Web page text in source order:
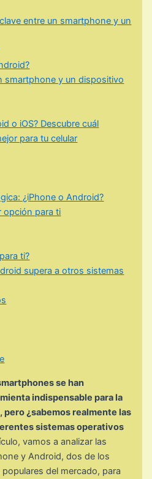
entre un smartphone y un
smartphone y un dispositivo
o iOS? Descubre cuál
para tu celular
¿iPhone o Android?
opción para ti
ti?
supera a otros sistemas
se han
indispensable para la
pero ¿sabemos realmente las
sistemas operativos
vamos a analizar las
y Android, dos de los
del mercado, para